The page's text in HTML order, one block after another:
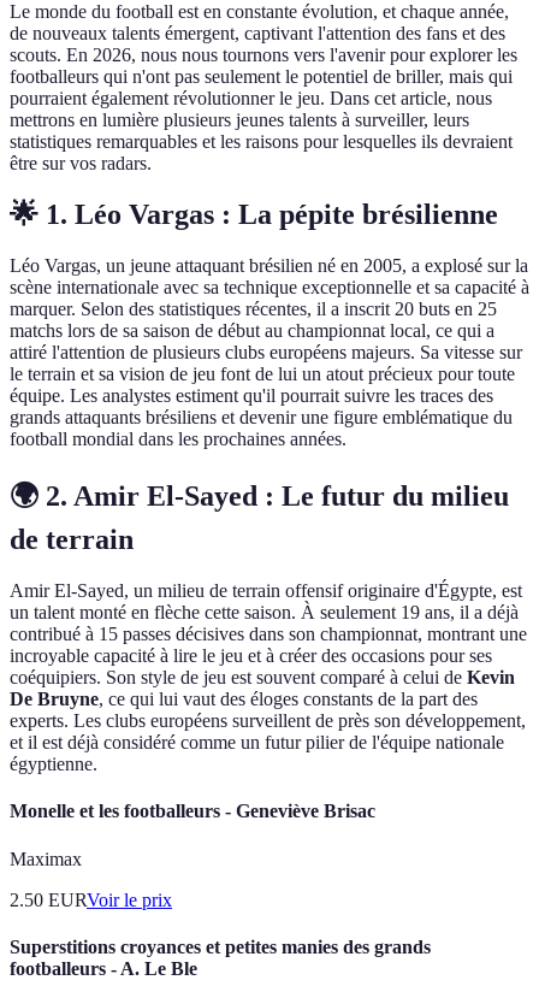
Le monde du football est en constante évolution, et chaque année,
de nouveaux talents émergent, captivant l'attention des fans et des
scouts. En 2026, nous nous tournons vers l'avenir pour explorer les
footballeurs qui n'ont pas seulement le potentiel de briller, mais qui
pourraient également révolutionner le jeu. Dans cet article, nous
mettrons en lumière plusieurs jeunes talents à surveiller, leurs
statistiques remarquables et les raisons pour lesquelles ils devraient
être sur vos radars.
🌟 1. Léo Vargas : La pépite brésilienne
Léo Vargas, un jeune attaquant brésilien né en 2005, a explosé sur la
scène internationale avec sa technique exceptionnelle et sa capacité à
marquer. Selon des statistiques récentes, il a inscrit 20 buts en 25
matchs lors de sa saison de début au championnat local, ce qui a
attiré l'attention de plusieurs clubs européens majeurs. Sa vitesse sur
le terrain et sa vision de jeu font de lui un atout précieux pour toute
équipe. Les analystes estiment qu'il pourrait suivre les traces des
grands attaquants brésiliens et devenir une figure emblématique du
football mondial dans les prochaines années.
🌍 2. Amir El-Sayed : Le futur du milieu
de terrain
Amir El-Sayed, un milieu de terrain offensif originaire d'Égypte, est
un talent monté en flèche cette saison. À seulement 19 ans, il a déjà
contribué à 15 passes décisives dans son championnat, montrant une
incroyable capacité à lire le jeu et à créer des occasions pour ses
coéquipiers. Son style de jeu est souvent comparé à celui de Kevin
De Bruyne, ce qui lui vaut des éloges constants de la part des
experts. Les clubs européens surveillent de près son développement,
et il est déjà considéré comme un futur pilier de l'équipe nationale
égyptienne.
Monelle et les footballeurs - Geneviève Brisac
Maximax
2.50 EURVoir le prix
Superstitions croyances et petites manies des grands
footballeurs - A. Le Ble